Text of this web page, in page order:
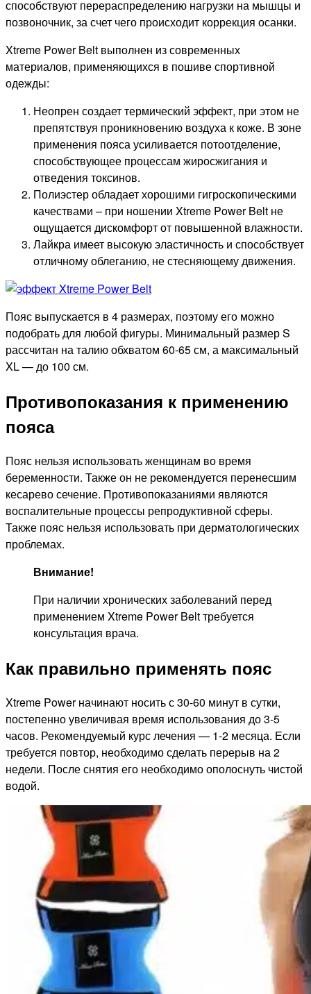
способствуют перераспределению нагрузки на мышцы и
позвоночник, за счет чего происходит коррекция осанки.
Xtreme Power Belt выполнен из современных
материалов, применяющихся в пошиве спортивной
одежды:
Неопрен создает термический эффект, при этом не
препятствуя проникновению воздуха к коже. В зоне
применения пояса усиливается потоотделение,
способствующее процессам жиросжигания и
отведения токсинов.
Полиэстер обладает хорошими гигроскопическими
качествами – при ношении Xtreme Power Belt не
ощущается дискомфорт от повышенной влажности.
Лайкра имеет высокую эластичность и способствует
отличному облеганию, не стесняющему движения.
Пояс выпускается в 4 размерах, поэтому его можно
подобрать для любой фигуры. Минимальный размер S
рассчитан на талию обхватом 60-65 см, а максимальный
XL — до 100 см.
Противопоказания к применению
пояса
Пояс нельзя использовать женщинам во время
беременности. Также он не рекомендуется перенесшим
кесарево сечение. Противопоказаниями являются
воспалительные процессы репродуктивной сферы.
Также пояс нельзя использовать при дерматологических
проблемах.
Внимание!
При наличии хронических заболеваний перед
применением Xtreme Power Belt требуется
консультация врача.
Как правильно применять пояс
Xtreme Power начинают носить с 30-60 минут в сутки,
постепенно увеличивая время использования до 3-5
часов. Рекомендуемый курс лечения — 1-2 месяца. Если
требуется повтор, необходимо сделать перерыв на 2
недели. После снятия его необходимо ополоснуть чистой
водой.